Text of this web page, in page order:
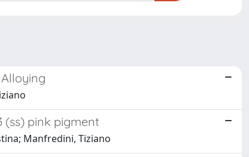
pink pigment
Manfredini, Tiziano